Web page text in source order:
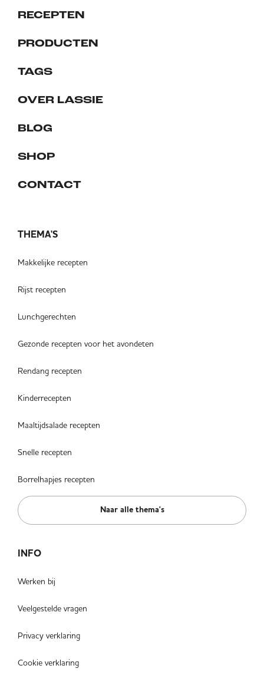
RECEPTEN
PRODUCTEN
TAGS
OVER LASSIE
BLOG
SHOP
CONTACT
THEMA'S
Makkelijke recepten
Rijst recepten
Lunchgerechten
Gezonde recepten voor het avondeten
Rendang recepten
Kinderrecepten
Maaltijdsalade recepten
Snelle recepten
Borrelhapjes recepten
Naar alle thema's
INFO
Werken bij
Veelgestelde vragen
Privacy verklaring
Cookie verklaring